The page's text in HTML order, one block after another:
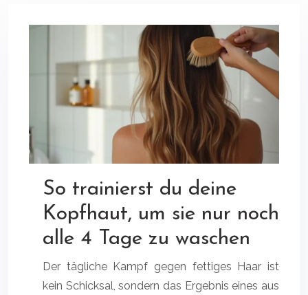
So trainierst du deine
Kopfhaut, um sie nur noch
alle 4 Tage zu waschen
Der tägliche Kampf gegen fettiges Haar ist
kein Schicksal, sondern das Ergebnis eines aus